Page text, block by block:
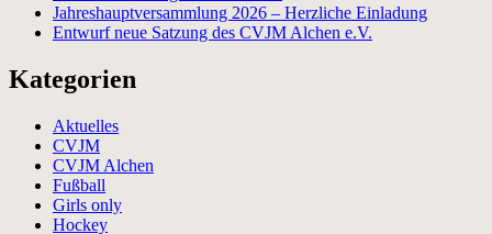
Jahreshauptversammlung 2026 – Herzliche Einladung
Entwurf neue Satzung des CVJM Alchen e.V.
Kategorien
Aktuelles
CVJM
CVJM Alchen
Fußball
Girls only
Hockey